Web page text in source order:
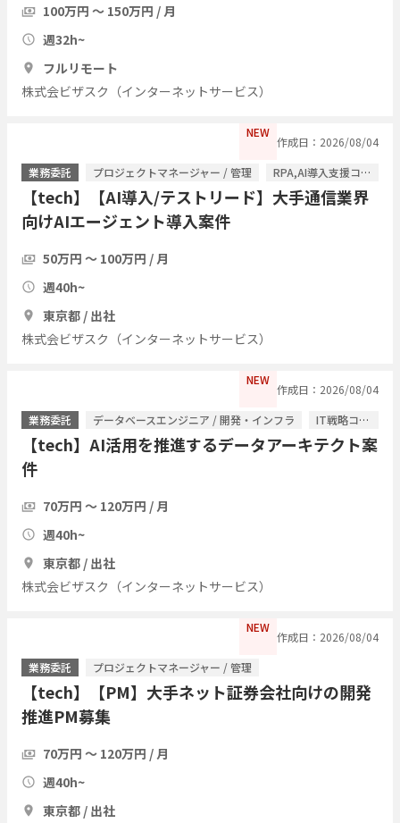
100万円 〜 150万円 / 月
週32h~
フルリモート
株式会ビザスク（インターネットサービス）
NEW
作成日：2026/08/04
業務委託
プロジェクトマネージャー / 管理 RPA,AI導入支援コンサル / ITコンサルタント
【tech】【AI導入/テストリード】大手通信業界
向けAIエージェント導入案件
50万円 〜 100万円 / 月
週40h~
東京都 / 出社
株式会ビザスク（インターネットサービス）
NEW
作成日：2026/08/04
業務委託
データベースエンジニア / 開発・インフラ IT戦略コンサル / ITコンサルタント
【tech】AI活用を推進するデータアーキテクト案
件
70万円 〜 120万円 / 月
週40h~
東京都 / 出社
株式会ビザスク（インターネットサービス）
NEW
作成日：2026/08/04
業務委託
プロジェクトマネージャー / 管理
【tech】【PM】大手ネット証券会社向けの開発
推進PM募集
70万円 〜 120万円 / 月
週40h~
東京都 / 出社